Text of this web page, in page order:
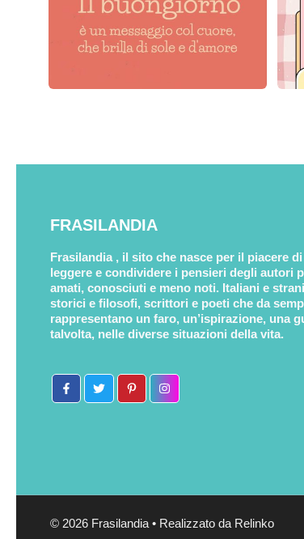
FRASILANDIA
Frasilandia , il sito che nasce per il piacere di
leggere e condividere i pensieri degli autori
amati, conosciuti e meno noti. Italiani e
storici e filosofi, scrittori e poeti che da
rappresentano un faro, un’ispirazione, una
talvolta, nelle diverse situazioni della vita.
© 2026 Frasilandia • Realizzato da Relinko